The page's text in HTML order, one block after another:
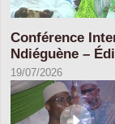
Conférence
Ndiéguène –
19/07/2026